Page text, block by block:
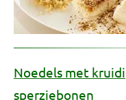
Noedels met
sperziebonen